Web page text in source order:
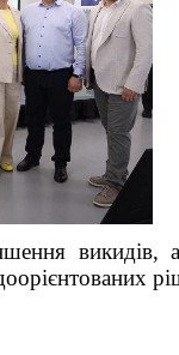
викидів,